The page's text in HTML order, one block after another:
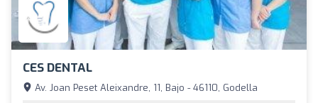
CES DENTAL
Av. Joan Peset Aleixandre, 11, Bajo - 46110, Godella